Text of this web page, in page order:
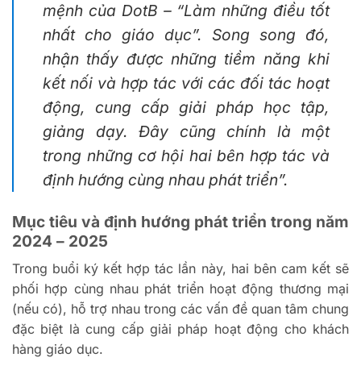
mệnh của DotB – “Làm những điều tốt
nhất cho giáo dục”. Song song đó,
nhận thấy được những tiềm năng khi
kết nối và hợp tác với các đối tác hoạt
động, cung cấp giải pháp học tập,
giảng dạy. Đây cũng chính là một
trong những cơ hội hai bên hợp tác và
định hướng cùng nhau phát triển”.
Mục tiêu và định hướng phát triển trong năm
2024 – 2025
Trong buổi ký kết hợp tác lần này, hai bên cam kết sẽ
phối hợp cùng nhau phát triển hoạt động thương mại
(nếu có), hỗ trợ nhau trong các vấn đề quan tâm chung
đặc biệt là cung cấp giải pháp hoạt động cho khách
hàng giáo dục.